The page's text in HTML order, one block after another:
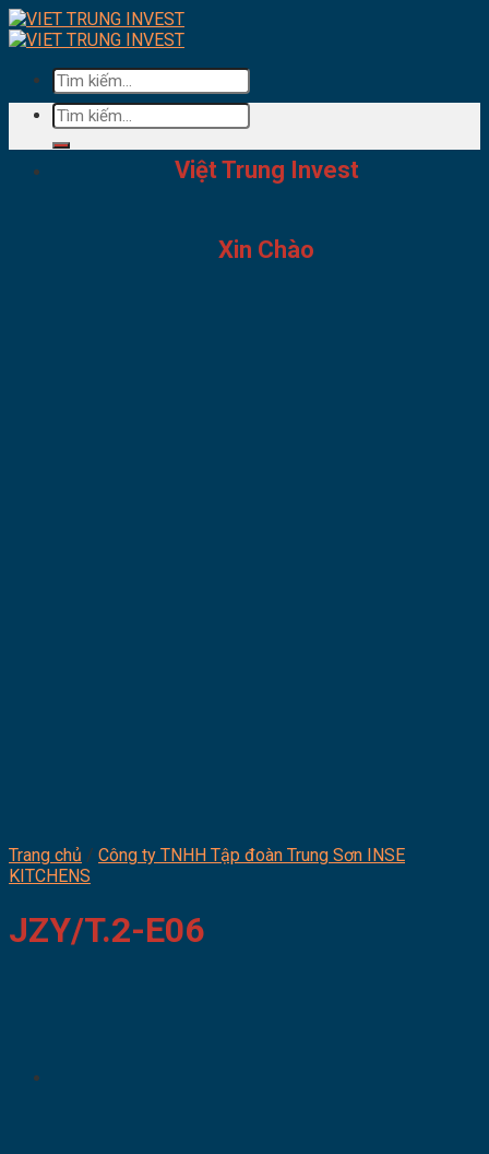
Skip
to
Tìm
kiếm:
Việt Trung Invest
Xin Chào
Tìm
kiếm:
Trang chủ / Công ty TNHH Tập đoàn Trung Sơn INSE
KITCHENS
JZY/T.2-E06